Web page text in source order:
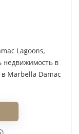
Lagoons,
недвижимость в
Marbella Damac